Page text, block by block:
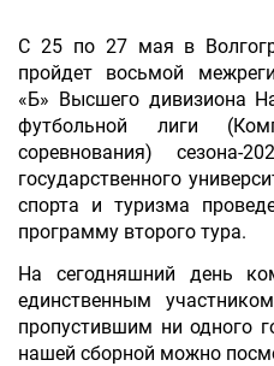
С 25 по 27 мая в
пройдет восьмой
«Б» Высшего дивизиона
футбольной лиги
соревнования) сезона-
государственного
спорта и туризма
программу второго тура.
На сегодняшний день
единственным
пропустившим ни одного
нашей сборной можно